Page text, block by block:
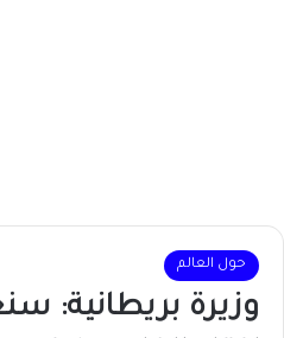
حول العالم
وزيرة بريطانية: